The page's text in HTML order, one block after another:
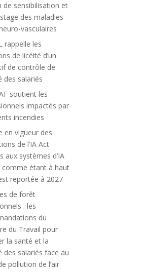
de sensibilisation et
des maladies
vasculaires
rappelle les
de licéité d’un
de contrôle de
des salariés
soutient les
impactés par
incendies
en vigueur des
de l’IA Act
aux systèmes d’IA
comme étant à haut
reportée à 2027
de forêt
: les
du
du Travail pour
la santé et la
des salariés face au
pollution de l’air